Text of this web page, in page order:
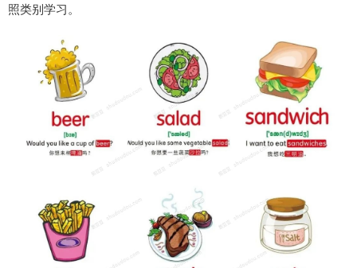
照类别学习。